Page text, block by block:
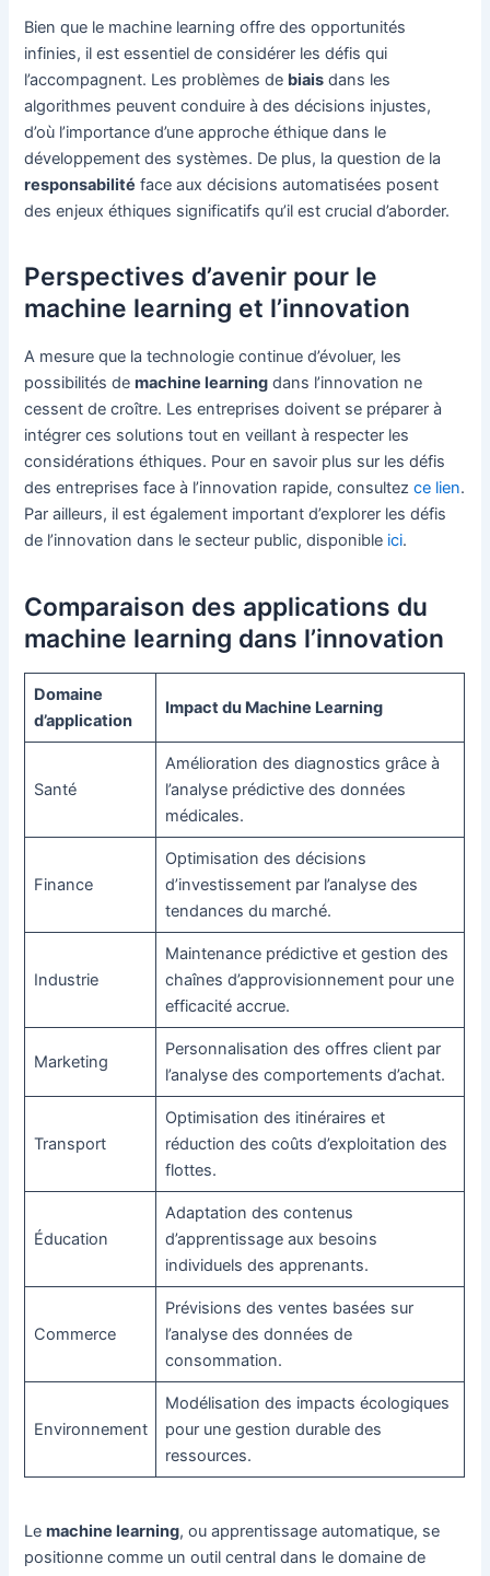
Bien que le machine learning offre des opportunités
infinies, il est essentiel de considérer les défis qui
l’accompagnent. Les problèmes de biais dans les
algorithmes peuvent conduire à des décisions injustes,
d’où l’importance d’une approche éthique dans le
développement des systèmes. De plus, la question de la
responsabilité face aux décisions automatisées posent
des enjeux éthiques significatifs qu’il est crucial d’aborder.
Perspectives d’avenir pour le
machine learning et l’innovation
A mesure que la technologie continue d’évoluer, les
possibilités demachine learning dans l’innovation ne
cessent de croître. Les entreprises doivent se préparer à
intégrer ces solutions tout en veillant à respecter les
considérations éthiques. Pour en savoir plus sur les défis
des entreprises face à l’innovation rapide, consultezce lien.
Par ailleurs, il est également important d’explorer les défis
de l’innovation dans le secteur public, disponible ici.
Comparaison des applications du
machine learning dans l’innovation
Domaine
d’application
Impact du Machine Learning
Santé
Amélioration des diagnostics grâce à
l’analyse prédictive des données
médicales.
Finance
Optimisation des décisions
d’investissement par l’analyse des
tendances du marché.
Industrie
Maintenance prédictive et gestion des
chaînes d’approvisionnement pour une
efficacité accrue.
Marketing
Personnalisation des offres client par
l’analyse des comportements d’achat.
Transport
Optimisation des itinéraires et
réduction des coûts d’exploitation des
flottes.
Éducation
Adaptation des contenus
d’apprentissage aux besoins
individuels des apprenants.
Commerce
Prévisions des ventes basées sur
l’analyse des données de
consommation.
Environnement
Modélisation des impacts écologiques
pour une gestion durable des
ressources.
Lemachine learning, ou apprentissage automatique, se
positionne comme un outil central dans le domaine de